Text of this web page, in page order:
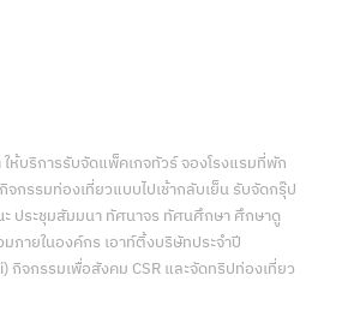
ห้บริการรับจัดแพ็คเกจทัวร์ จองโรงแรมที่พัก
กรรมท่องเที่ยวแบบไปเช้ากลับเย็น รับจัดกรุ๊ป
ประชุมสัมมนา ทัศนาจร ทัศนศึกษา ศึกษาดู
ภายในองค์กร เอาท์ติ้งบริษัทประจำปี
กิจกรรมเพื่อสังคม CSR และจัดทริปท่องเที่ยว